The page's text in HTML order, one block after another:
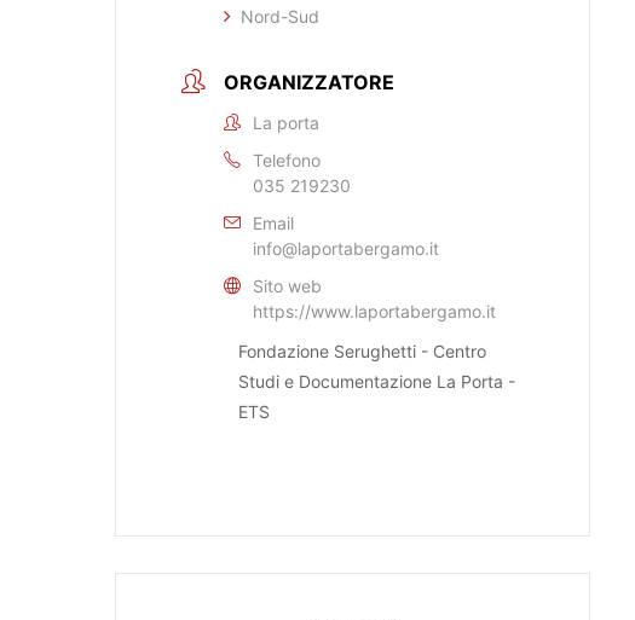
Nord-Sud
ORGANIZZATORE
La porta
Telefono
035 219230
Email
info@laportabergamo.it
Sito web
https://www.laportabergamo.it
Fondazione Serughetti - Centro
Studi e Documentazione La Porta -
ETS